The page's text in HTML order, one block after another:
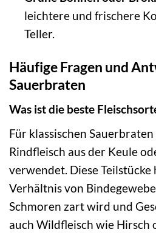
leichtere und frischere
Teller.
Häufige Fragen und
Sauerbraten
Was ist die beste
Für klassischen
Rindfleisch aus der Keule
verwendet. Diese
Verhältnis von
Schmoren zart wird und
auch Wildfleisch wie Hirsch